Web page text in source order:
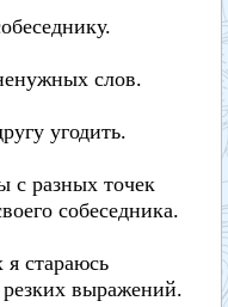
слов.
угодить.
с разных точек
собеседника.
стараюсь
резких выражений.